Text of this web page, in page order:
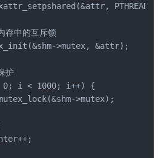
存中的互斥锁
>mutex, &attr);
护
i < 1000; i++) {
>mutex);